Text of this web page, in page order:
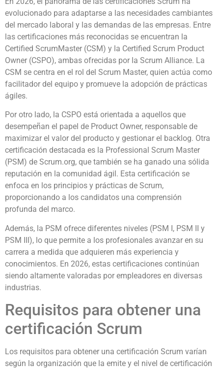
evolucionado para adaptarse a las necesidades cambiantes
del mercado laboral y las demandas de las empresas. Entre
las certificaciones más reconocidas se encuentran la
Certified ScrumMaster (CSM) y la Certified Scrum Product
Owner (CSPO), ambas ofrecidas por la Scrum Alliance. La
CSM se centra en el rol del Scrum Master, quien actúa como
facilitador del equipo y promueve la adopción de prácticas
ágiles.
Por otro lado, la CSPO está orientada a aquellos que
desempeñan el papel de Product Owner, responsable de
maximizar el valor del producto y gestionar el backlog. Otra
certificación destacada es la Professional Scrum Master
(PSM) de Scrum.org, que también se ha ganado una sólida
reputación en la comunidad ágil. Esta certificación se
enfoca en los principios y prácticas de Scrum,
proporcionando a los candidatos una comprensión
profunda del marco.
Además, la PSM ofrece diferentes niveles (PSM I, PSM II y
PSM III), lo que permite a los profesionales avanzar en su
carrera a medida que adquieren más experiencia y
conocimientos. En 2026, estas certificaciones continúan
siendo altamente valoradas por empleadores en diversas
industrias.
Requisitos para obtener una
certificación Scrum
Los requisitos para obtener una certificación Scrum varían
según la organización que la emite y el nivel de certificación